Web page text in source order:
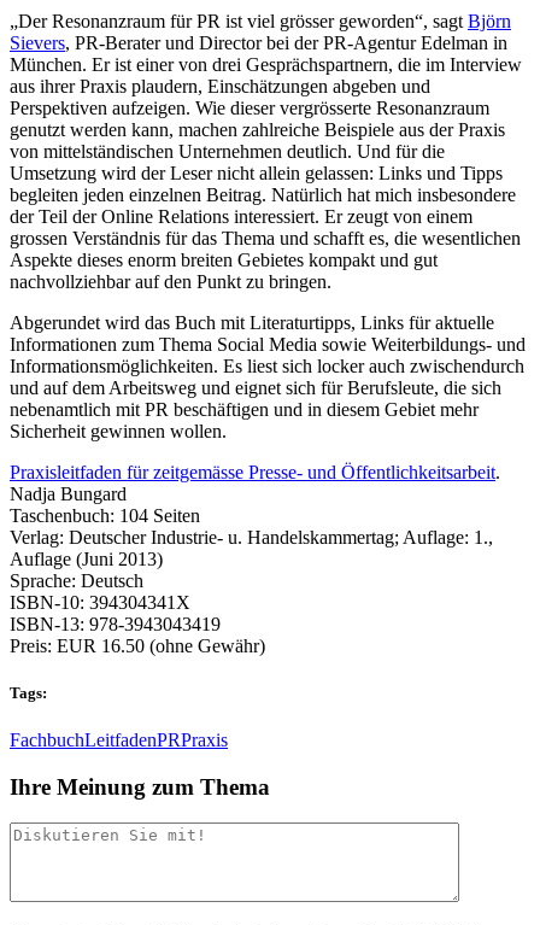
„Der Resonanzraum für PR ist viel grösser geworden“, sagt Björn
Sievers, PR-Berater und Director bei der PR-Agentur Edelman in
München. Er ist einer von drei Gesprächspartnern, die im Interview
aus ihrer Praxis plaudern, Einschätzungen abgeben und
Perspektiven aufzeigen. Wie dieser vergrösserte Resonanzraum
genutzt werden kann, machen zahlreiche Beispiele aus der Praxis
von mittelständischen Unternehmen deutlich. Und für die
Umsetzung wird der Leser nicht allein gelassen: Links und Tipps
begleiten jeden einzelnen Beitrag. Natürlich hat mich insbesondere
der Teil der Online Relations interessiert. Er zeugt von einem
grossen Verständnis für das Thema und schafft es, die wesentlichen
Aspekte dieses enorm breiten Gebietes kompakt und gut
nachvollziehbar auf den Punkt zu bringen.
Abgerundet wird das Buch mit Literaturtipps, Links für aktuelle
Informationen zum Thema Social Media sowie Weiterbildungs- und
Informationsmöglichkeiten. Es liest sich locker auch zwischendurch
und auf dem Arbeitsweg und eignet sich für Berufsleute, die sich
nebenamtlich mit PR beschäftigen und in diesem Gebiet mehr
Sicherheit gewinnen wollen.
Praxisleitfaden für zeitgemässe Presse- und Öffentlichkeitsarbeit.
Nadja Bungard
Taschenbuch: 104 Seiten
Verlag: Deutscher Industrie- u. Handelskammertag; Auflage: 1.,
Auflage (Juni 2013)
Sprache: Deutsch
ISBN-10: 394304341X
ISBN-13: 978-3943043419
Preis: EUR 16.50 (ohne Gewähr)
Tags:
FachbuchLeitfadenPRPraxis
Ihre Meinung zum Thema